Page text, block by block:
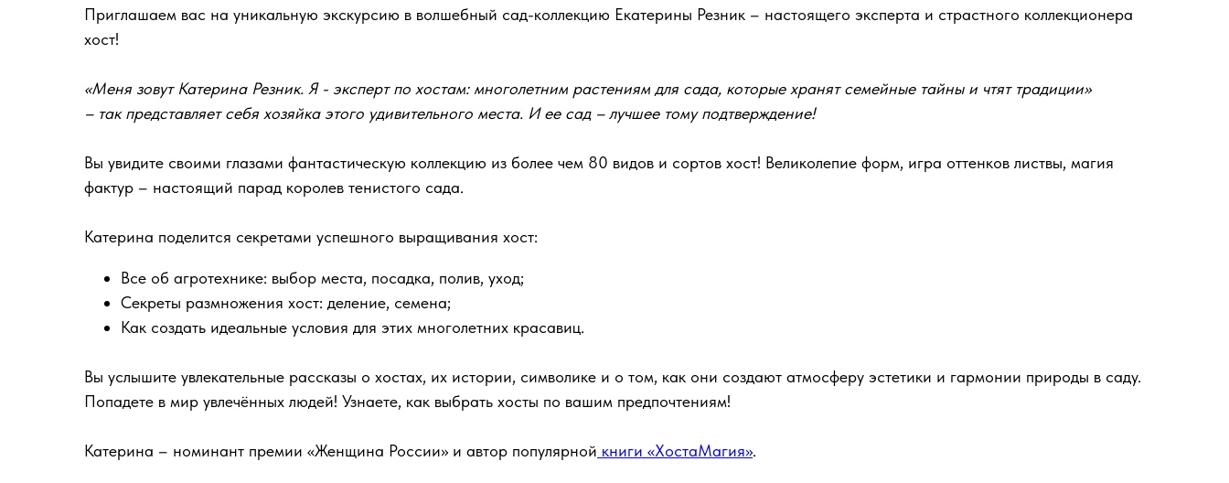
Приглашаем вас на уникальную экскурсию в волшебный сад-коллекцию Екатерины Резник – настоящего эксперта и страстного коллекционера
хост!
«Меня зовут Катерина Резник. Я - эксперт по хостам: многолетним растениям для сада, которые хранят семейные тайны и чтят традиции»
– так представляет себя хозяйка этого удивительного места. И ее сад – лучшее тому подтверждение!
Вы увидите своими глазами фантастическую коллекцию из более чем 80 видов и сортов хост! Великолепие форм, игра оттенков листвы, магия
фактур – настоящий парад королев тенистого сада.
Катерина поделится секретами успешного выращивания хост:
Все об агротехнике: выбор места, посадка, полив, уход;
Секреты размножения хост: деление, семена;
Как создать идеальные условия для этих многолетних красавиц.
Вы услышите увлекательные рассказы о хостах, их истории, символике и о том, как они создают атмосферу эстетики и гармонии природы в саду.
Попадете в мир увлечённых людей! Узнаете, как выбрать хосты по вашим предпочтениям!
Катерина – номинант премии «Женщина России» и автор популярной книги «ХостаМагия».